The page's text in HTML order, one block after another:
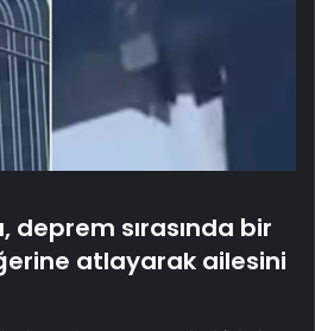
sırasında bir
atlayarak ailesini